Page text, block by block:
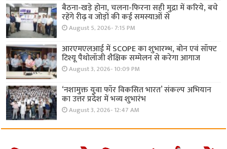
बैठना-खड़े होना, चलना-फिरना सही मुद्रा में करिये, बचे
रहेंगे रीढ़ व जोड़ों की कई समस्याओं से
August 5, 2026- 7:15 PM
आरएमएलआई में SCOPE का शुभारम्भ, बोन एवं सॉफ्ट
टिश्यू पैथोलॉजी शैक्षिक सम्मेलन से करेगा आगाज
August 3, 2026- 10:09 PM
‘नशामुक्त युवा फॉर विकसित भारत’ संकल्प अभियान
का उत्तर प्रदेश में भव्य शुभारंभ
August 3, 2026- 12:47 AM